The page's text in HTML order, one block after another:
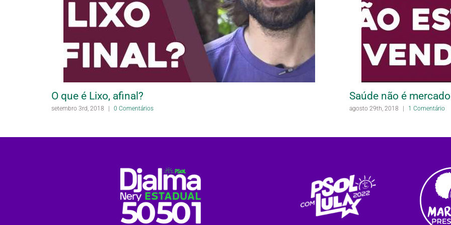
O que é Lixo, afinal?
setembro 3rd, 2018 0 Comentários
Saúde não é
agosto 29th, 2018 1 Comentário